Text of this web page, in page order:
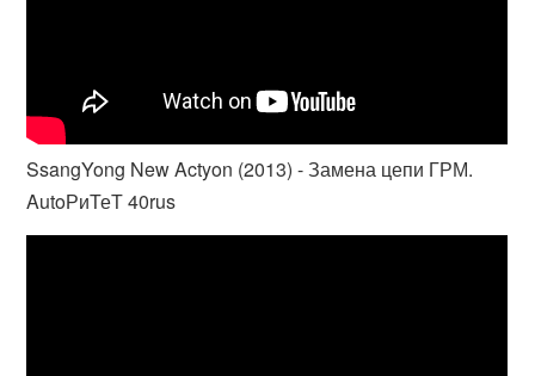
SsangYong New Actyon (2013) - Замена цепи ГРМ.
AutoРиТеТ 40rus